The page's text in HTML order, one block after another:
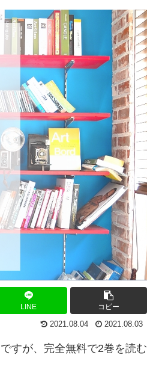
LINE コピー
2021.08.04 2021.08.03
すが、完全無料で2巻を読む